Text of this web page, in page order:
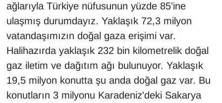
ağlarıyla Türkiye nüfusunun yüzde 85'ine
ulaşmış durumdayız. Yaklaşık 72,3 milyon
vatandaşımızın doğal gaza erişimi var.
Halihazırda yaklaşık 232 bin kilometrelik doğal
gaz iletim ve dağıtım ağı bulunuyor. Yaklaşık
19,5 milyon konutta şu anda doğal gaz var. Bu
konutların 3 milyonu Karadeniz'deki Sakarya
Sinema - TV
SİYASET
SPOR
TEBRİK